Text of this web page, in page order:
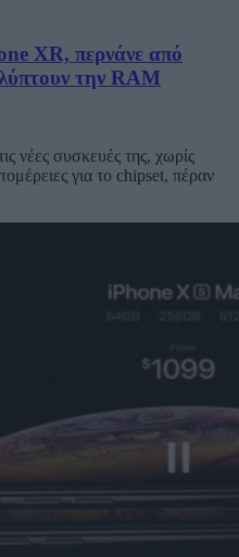
XR, περνάνε από
την RAM
νέες συσκευές της, χωρίς
για το chipset, πέραν